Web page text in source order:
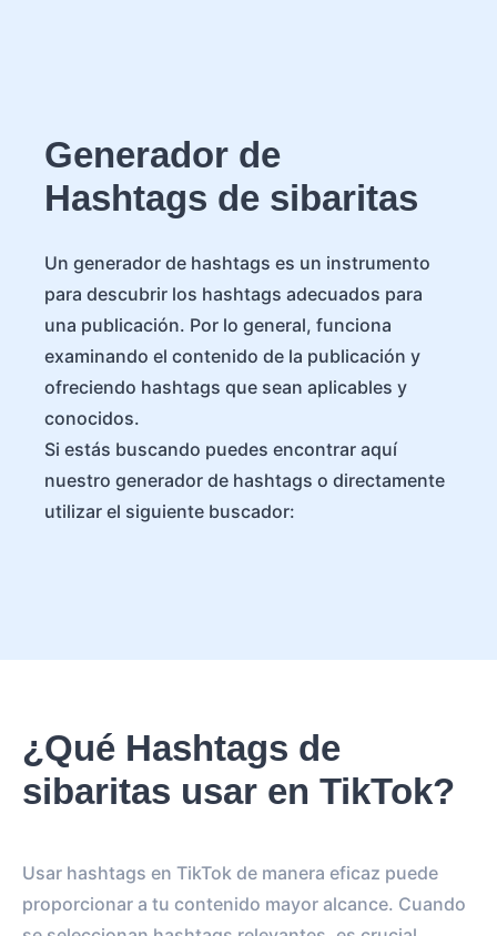
Generador de
Hashtags de sibaritas
Un generador de hashtags es un instrumento
para descubrir los hashtags adecuados para
una publicación. Por lo general, funciona
examinando el contenido de la publicación y
ofreciendo hashtags que sean aplicables y
conocidos.
Si estás buscando puedes encontrar aquí
nuestro generador de hashtags o directamente
utilizar el siguiente buscador:
¿Qué Hashtags de
sibaritas usar en TikTok?
Usar hashtags en TikTok de manera eficaz puede
proporcionar a tu contenido mayor alcance. Cuando